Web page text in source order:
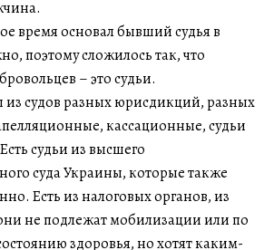
время основал бывший судья в
поэтому сложилось так, что
– это судьи.
из судов разных юрисдикций, разных
кассационные, судьи
судьи из высшего
суда Украины, которые также
Есть из налоговых органов, из
не подлежат мобилизации или по
здоровья, но хотят каким-